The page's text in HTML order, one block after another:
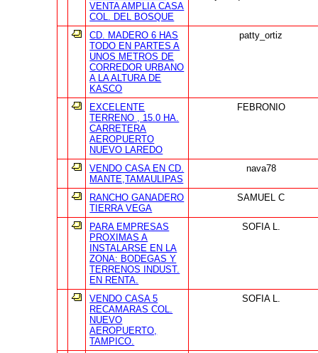
VENTA AMPLIA CASA
COL. DEL BOSQUE
CD. MADERO 6 HAS
TODO EN PARTES A
UNOS METROS DE
CORREDOR URBANO
A LA ALTURA DE
KASCO
patty_ortiz
EXCELENTE
TERRENO , 15.0 HA.
CARRETERA
AEROPUERTO
NUEVO LAREDO
FEBRONIO
VENDO CASA EN CD.
MANTE,TAMAULIPAS
nava78
RANCHO GANADERO
TIERRA VEGA
SAMUEL C
PARA EMPRESAS
PROXIMAS A
INSTALARSE EN LA
ZONA: BODEGAS Y
TERRENOS INDUST.
EN RENTA.
SOFIA L.
VENDO CASA 5
RECAMARAS COL.
NUEVO
AEROPUERTO,
TAMPICO.
SOFIA L.